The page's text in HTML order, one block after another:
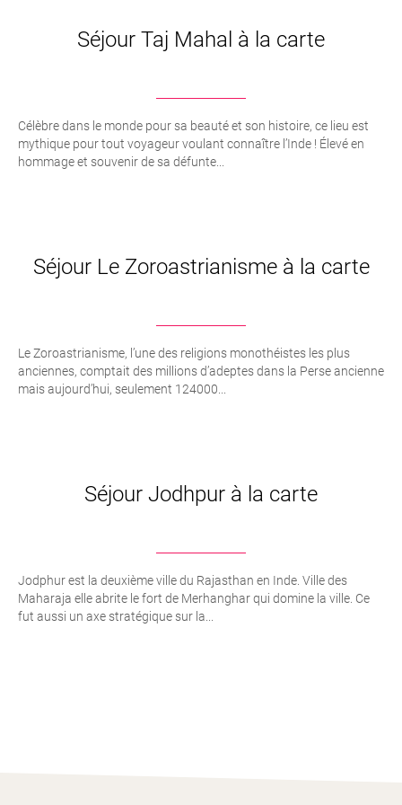
Séjour Taj Mahal à la carte
Célèbre dans le monde pour sa beauté et son histoire, ce lieu est
mythique pour tout voyageur voulant connaître l’Inde ! Élevé en
hommage et souvenir de sa défunte...
Séjour Le Zoroastrianisme à la carte
Le Zoroastrianisme, l’une des religions monothéistes les plus
anciennes, comptait des millions d’adeptes dans la Perse ancienne
mais aujourd’hui, seulement 124000...
Séjour Jodhpur à la carte
Jodphur est la deuxième ville du Rajasthan en Inde. Ville des
Maharaja elle abrite le fort de Merhanghar qui domine la ville. Ce
fut aussi un axe stratégique sur la...